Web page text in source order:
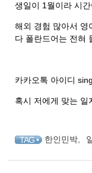
생일이 1월이라 시
해외 경험 많아서 영
다 폴란드어는 전혀
카카오톡 아이디
혹시 저에게 맞는 일
TAG • 한인민박